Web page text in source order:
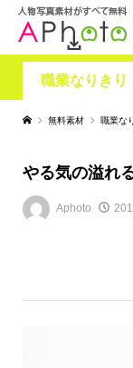
職業なりきり
無料素材 職業な
やる気の溢れ
Aphoto